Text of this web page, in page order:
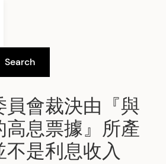
員會裁決由『與
高息票據』所產
是利息收入